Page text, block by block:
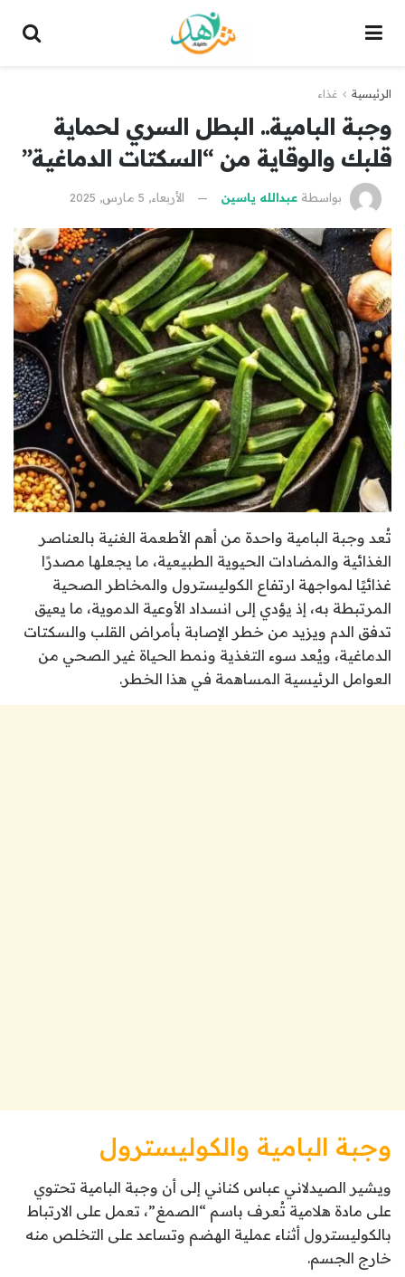
الرئيسية غذاء
وجبة البامية.. البطل السري لحماية
قلبك والوقاية من “السكتات الدماغية”
بواسطة عبدالله ياسين الأربعاء, 5 مارس, 2025
تُعد وجبة البامية واحدة من أهم الأطعمة الغنية بالعناصر
الغذائية والمضادات الحيوية الطبيعية، ما يجعلها مصدرًا
غذائيًا لمواجهة ارتفاع الكوليسترول والمخاطر الصحية
المرتبطة به، إذ يؤدي إلى انسداد الأوعية الدموية، ما يعيق
تدفق الدم ويزيد من خطر الإصابة بأمراض القلب والسكتات
الدماغية، ويُعد سوء التغذية ونمط الحياة غير الصحي من
العوامل الرئيسية المساهمة في هذا الخطر.
وجبة البامية والكوليسترول
ويشير الصيدلاني عباس كناني إلى أن وجبة البامية تحتوي
على مادة هلامية تُعرف باسم “الصمغ”، تعمل على الارتباط
بالكوليسترول أثناء عملية الهضم وتساعد على التخلص منه
خارج الجسم.